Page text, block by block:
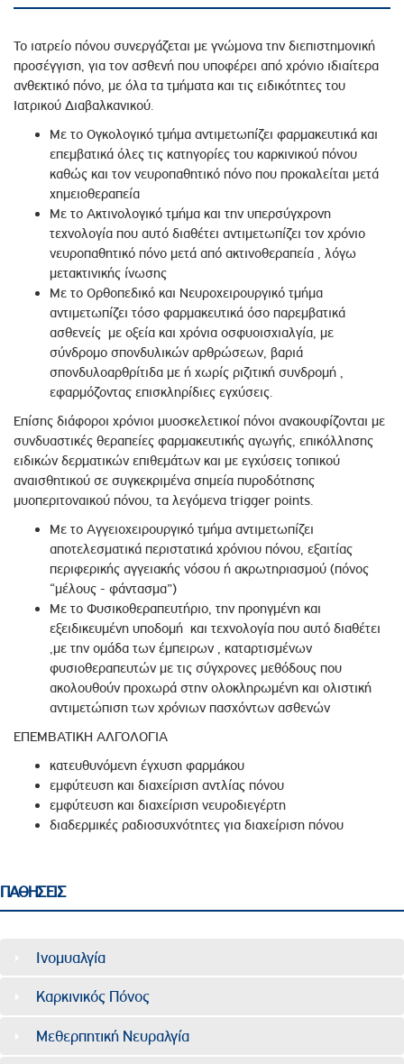
Το ιατρείο πόνου συνεργάζεται με γνώμονα την διεπιστημονική
προσέγγιση, για τον ασθενή που υποφέρει από χρόνιο ιδιαίτερα
ανθεκτικό πόνο, με όλα τα τμήματα και τις ειδικότητες του
Ιατρικού Διαβαλκανικού.
Με το Ογκολογικό τμήμα αντιμετωπίζει φαρμακευτικά και
επεμβατικά όλες τις κατηγορίες του καρκινικού πόνου
καθώς και τον νευροπαθητικό πόνο που προκαλείται μετά
χημειοθεραπεία
Με το Ακτινολογικό τμήμα και την υπερσύγχρονη
τεχνολογία που αυτό διαθέτει αντιμετωπίζει τον χρόνιο
νευροπαθητικό πόνο μετά από ακτινοθεραπεία , λόγω
μετακτινικής ίνωσης
Με το Ορθοπεδικό και Νευροχειρουργικό τμήμα
αντιμετωπίζει τόσο φαρμακευτικά όσο παρεμβατικά
ασθενείς με οξεία και χρόνια οσφυοισχιαλγία, με
σύνδρομο σπονδυλικών αρθρώσεων, βαριά
σπονδυλοαρθρίτιδα με ή χωρίς ριζιτική συνδρομή ,
εφαρμόζοντας επισκληρίδιες εγχύσεις.
Επίσης διάφοροι χρόνιοι μυοσκελετικοί πόνοι ανακουφίζονται με
συνδυαστικές θεραπείες φαρμακευτικής αγωγής, επικόλλησης
ειδικών δερματικών επιθεμάτων και με εγχύσεις τοπικού
αναισθητικού σε συγκεκριμένα σημεία πυροδότησης
μυοπεριτοναικού πόνου, τα λεγόμενα trigger points.
Με το Αγγειοχειρουργικό τμήμα αντιμετωπίζει
αποτελεσματικά περιστατικά χρόνιου πόνου, εξαιτίας
περιφερικής αγγειακής νόσου ή ακρωτηριασμού (πόνος
“μέλους - φάντασμα”)
Με το Φυσικοθεραπευτήριο, την προηγμένη και
εξειδικευμένη υποδομή και τεχνολογία που αυτό διαθέτει
,με την ομάδα των έμπειρων , καταρτισμένων
φυσιοθεραπευτών με τις σύγχρονες μεθόδους που
ακολουθούν προχωρά στην ολοκληρωμένη και ολιστική
αντιμετώπιση των χρόνιων πασχόντων ασθενών
ΕΠΕΜΒΑΤΙΚΗ ΑΛΓΟΛΟΓΙΑ
κατευθυνόμενη έγχυση φαρμάκου
εμφύτευση και διαχείριση αντλίας πόνου
εμφύτευση και διαχείριση νευροδιεγέρτη
διαδερμικές ραδιοσυχνότητες για διαχείριση πόνου
ΠΑΘΗΣΕΙΣ
Ινομυαλγία
Καρκινικός Πόνος
Μεθερπητική Νευραλγία